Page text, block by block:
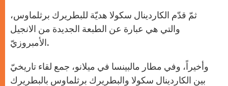
ثمّ قدّم الكاردينال سكولا هديّة للبطريرك برثلماوس،
والتي هي عبارة عن الطبعة الجديدة من الانجيل
الأمبروزيّ.
وأخيراً، وفي مطار مالبينسا في ميلانو، جمع لقاء تاريخيّ
بين الكاردينال سكولا والبطريرك برثلماوس بالبطريرك